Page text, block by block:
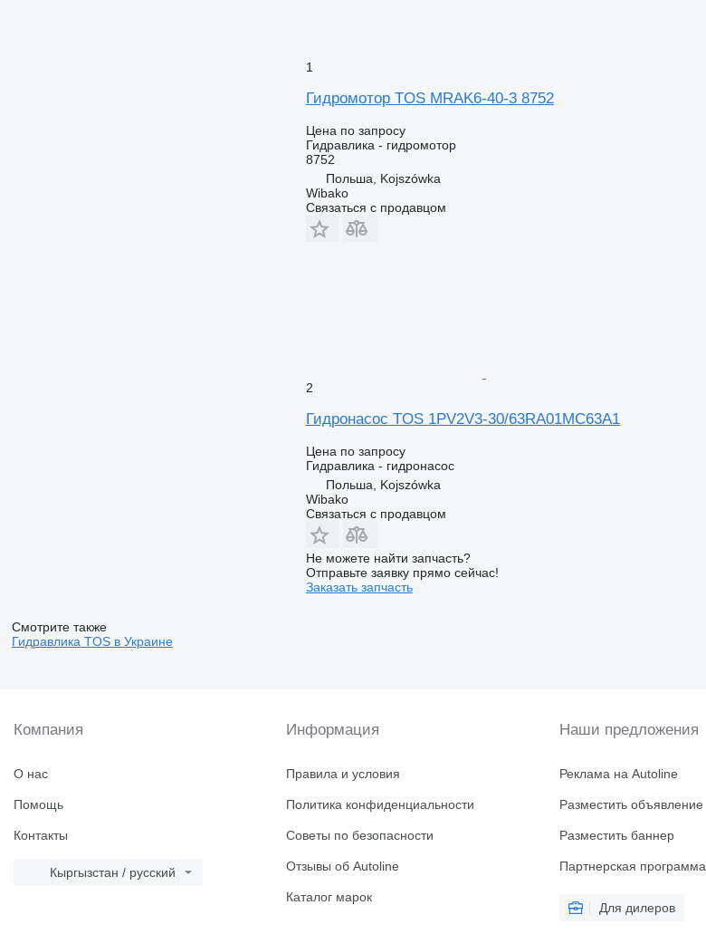
1
Гидромотор TOS MRAK6-40-3 8752
Цена по запросу
Гидравлика - гидромотор
8752
Польша, Kojszówka
Wibako
Связаться с продавцом
2
Гидронасос TOS 1PV2V3-30/63RA01MC63A1
Цена по запросу
Гидравлика - гидронасос
Польша, Kojszówka
Wibako
Связаться с продавцом
Не можете найти запчасть?
Отправьте заявку прямо сейчас!
Заказать запчасть
Смотрите также
Гидравлика TOS в Украине
Компания
О нас
Помощь
Контакты
Кыргызстан / русский
Информация
Правила и условия
Политика конфиденциальности
Советы по безопасности
Отзывы об Autoline
Каталог марок
Наши предложения
Реклама на Autoline
Разместить объявление
Разместить баннер
Партнерская программа
Для дилеров